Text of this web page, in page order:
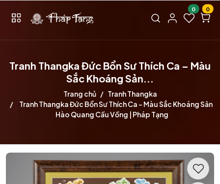
0 0
Tranh Thangka Đức Bổn Sư Thích Ca – Màu
Sắc Khoáng Sản...
Trang chủ
Tranh Thangka
Tranh Thangka Đức Bổn Sư Thích Ca – Màu Sắc Khoáng Sản
Hào Quang Cầu Vồng | Pháp Tạng